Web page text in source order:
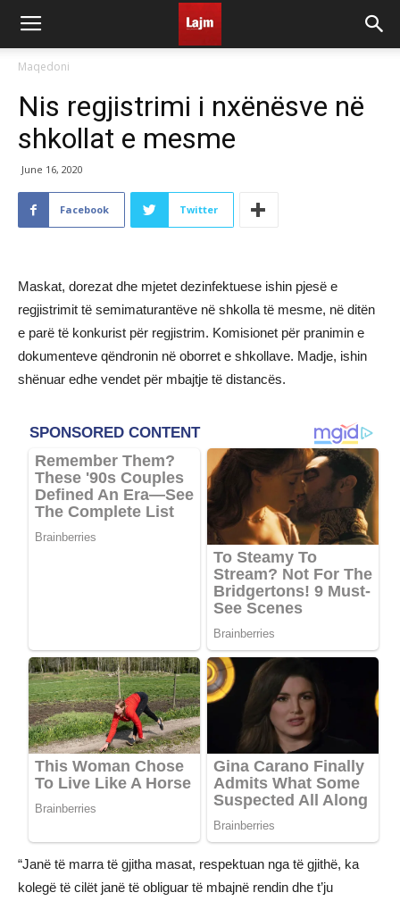
Maqedoni
Nis regjistrimi i nxënësve në
shkollat e mesme
June 16, 2020
Facebook Twitter
Maskat, dorezat dhe mjetet dezinfektuese ishin pjesë e
regjistrimit të semimaturantëve në shkolla të mesme, në ditën
e parë të konkurist për regjistrim. Komisionet për pranimin e
dokumenteve qëndronin në oborret e shkollave. Madje, ishin
shënuar edhe vendet për mbajtje të distancës.
“Janë të marra të gjitha masat, respektuan nga të gjithë, ka
kolegë të cilët janë të obliguar të mbajnë rendin dhe t’ju